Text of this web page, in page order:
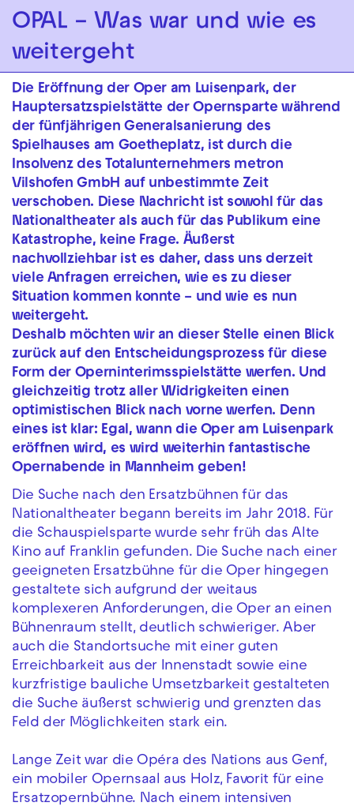
Zur Hauptnavigation springen
Zum Hauptinhalt springen
OPAL – Was war und wie es
weitergeht
Die Eröffnung der Oper am Luisenpark, der
Hauptersatzspielstätte der Opernsparte während
der fünfjährigen Generalsanierung des
Spielhauses am Goetheplatz, ist durch die
Insolvenz des Totalunternehmers metron
Vilshofen GmbH auf unbestimmte Zeit
verschoben. Diese Nachricht ist sowohl für das
Nationaltheater als auch für das Publikum eine
Katastrophe, keine Frage. Äußerst
nachvollziehbar ist es daher, dass uns derzeit
viele Anfragen erreichen, wie es zu dieser
Situation kommen konnte – und wie es nun
weitergeht.
Deshalb möchten wir an dieser Stelle einen Blick
zurück auf den Entscheidungsprozess für diese
Form der Operninterimsspielstätte werfen. Und
gleichzeitig trotz aller Widrigkeiten einen
optimistischen Blick nach vorne werfen. Denn
eines ist klar: Egal, wann die Oper am Luisenpark
eröffnen wird, es wird weiterhin fantastische
Opernabende in Mannheim geben!
Die Suche nach den Ersatzbühnen für das
Nationaltheater begann bereits im Jahr 2018. Für
die Schauspielsparte wurde sehr früh das Alte
Kino auf Franklin gefunden. Die Suche nach einer
geeigneten Ersatzbühne für die Oper hingegen
gestaltete sich aufgrund der weitaus
komplexeren Anforderungen, die Oper an einen
Bühnenraum stellt, deutlich schwieriger. Aber
auch die Standortsuche mit einer guten
Erreichbarkeit aus der Innenstadt sowie eine
kurzfristige bauliche Umsetzbarkeit gestalteten
die Suche äußerst schwierig und grenzten das
Feld der Möglichkeiten stark ein.
Lange Zeit war die Opéra des Nations aus Genf,
ein mobiler Opernsaal aus Holz, Favorit für eine
Ersatzopernbühne. Nach einem intensiven